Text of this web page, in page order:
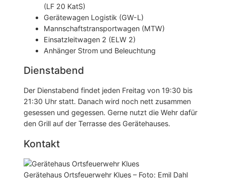
(LF 20 KatS)
Gerätewagen Logistik (GW-L)
Mannschaftstransportwagen (MTW)
Einsatzleitwagen 2 (ELW 2)
Anhänger Strom und Beleuchtung
Dienstabend
Der Dienstabend findet jeden Freitag von 19:30 bis
21:30 Uhr statt. Danach wird noch nett zusammen
gesessen und gegessen. Gerne nutzt die Wehr dafür
den Grill auf der Terrasse des Gerätehauses.
Kontakt
Gerätehaus Ortsfeuerwehr Klues – Foto: Emil Dahl